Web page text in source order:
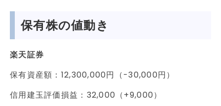
保有株の値動き
楽天証券
保有資産額：12,300,000円（-30,000円）
信用建玉評価損益：32,000（+9,000）